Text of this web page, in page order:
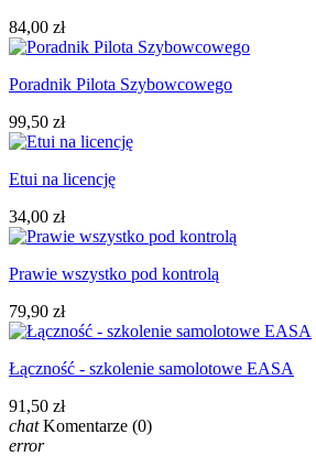
84,00 zł
Poradnik Pilota Szybowcowego
99,50 zł
Etui na licencję
34,00 zł
Prawie wszystko pod kontrolą
79,90 zł
Łączność - szkolenie samolotowe EASA
91,50 zł
chat Komentarze (0)
error